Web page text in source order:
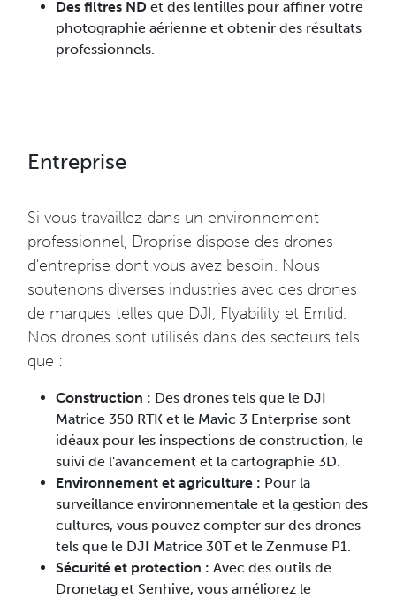
Des filtres ND et des lentilles pour affiner votre
photographie aérienne et obtenir des résultats
professionnels.
Entreprise
Si vous travaillez dans un environnement
professionnel, Droprise dispose des drones
d'entreprise dont vous avez besoin. Nous
soutenons diverses industries avec des drones
de marques telles que DJI, Flyability et Emlid.
Nos drones sont utilisés dans des secteurs tels
que :​
Construction : Des drones tels que le DJI
Matrice 350 RTK et le Mavic 3 Enterprise sont
idéaux pour les inspections de construction, le
suivi de l'avancement et la cartographie 3D.
Environnement et agriculture : Pour la
surveillance environnementale et la gestion des
cultures, vous pouvez compter sur des drones
tels que le DJI Matrice 30T et le Zenmuse P1.
Sécurité et protection : Avec des outils de
Dronetag et Senhive, vous améliorez le